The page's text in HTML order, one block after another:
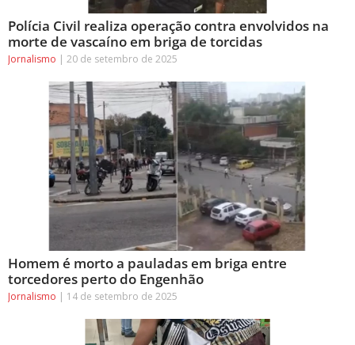
Polícia Civil realiza operação contra envolvidos na
morte de vascaíno em briga de torcidas
Jornalismo 20 de setembro de 2025
Homem é morto a pauladas em briga entre
torcedores perto do Engenhão
Jornalismo 14 de setembro de 2025